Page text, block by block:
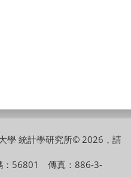
學 統計學研究所© 2026，請
：56801 傳真：886-3-